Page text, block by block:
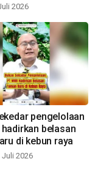
2026
pengelolaan
hadirkan belasan
di kebun raya
Juli 2026